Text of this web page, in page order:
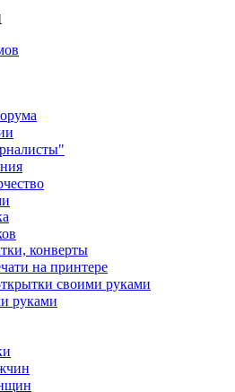
конверты
на принтере
своими руками
руками